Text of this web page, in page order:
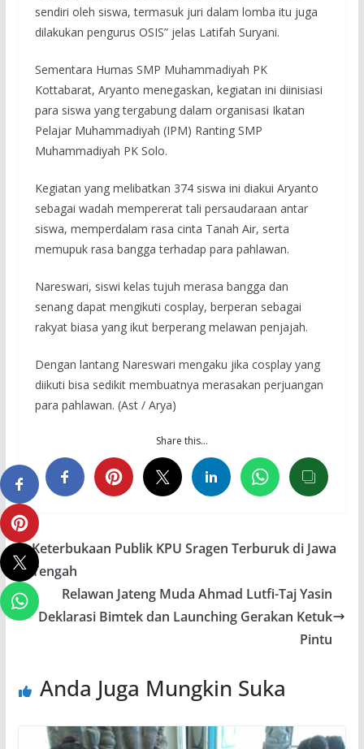
sendiri oleh siswa, termasuk juri dalam lomba itu juga
dilakukan pengurus OSIS” jelas Latifah Suryani.
Sementara Humas SMP Muhammadiyah PK
Kottabarat, Aryanto menegaskan, kegiatan ini diinisiasi
para siswa yang tergabung dalam organisasi Ikatan
Pelajar Muhammadiyah (IPM) Ranting SMP
Muhammadiyah PK Solo.
Kegiatan yang melibatkan 374 siswa ini diakui Aryanto
sebagai wadah mempererat tali persaudaraan antar
siswa, memperdalam rasa cinta Tanah Air, serta
memupuk rasa bangga terhadap para pahlawan.
Nareswari, siswi kelas tujuh merasa bangga dan
senang dapat mengikuti cosplay, berperan sebagai
rakyat biasa yang ikut berperang melawan penjajah.
Dengan lantang Nareswari mengaku jika cosplay yang
diikuti bisa sedikit membuatnya merasakan perjuangan
para pahlawan. (Ast / Arya)
Share this…
Keterbukaan Publik KPU Sragen Terburuk di Jawa
Tengah
Relawan Jateng Muda Ahmad Lutfi-Taj Yasin
Deklarasi Bimtek dan Launching Gerakan Ketuk
Pintu
Anda Juga Mungkin Suka